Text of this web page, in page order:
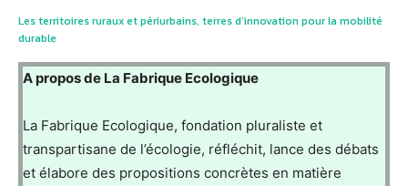
Les territoires ruraux et périurbains, terres d’innovation pour la mobilité
durable
A propos de La Fabrique Ecologique
La Fabrique Ecologique, fondation pluraliste et
transpartisane de l’écologie, réfléchit, lance des débats
et élabore des propositions concrètes en matière